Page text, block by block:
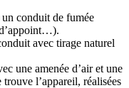
conduit de fumée
avec tirage naturel
une amenée d’air et une
l’appareil, réalisées